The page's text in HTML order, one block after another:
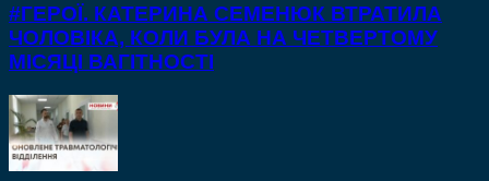
#ГЕРОЇ. КАТЕРИНА СЕМЕНЮК ВТРАТИЛА
ЧОЛОВІКА, КОЛИ БУЛА НА ЧЕТВЕРТОМУ
МІСЯЦІ ВАГІТНОСТІ